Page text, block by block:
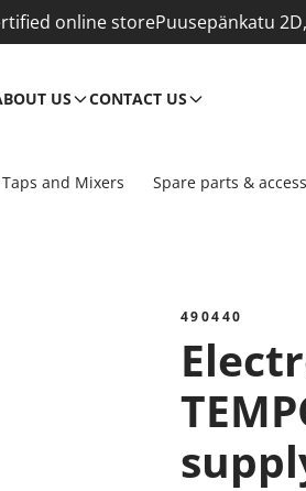
online storePuusepänkatu
US CONTACT US
Taps and Mixers Spare parts &
490440
Electronic unit for